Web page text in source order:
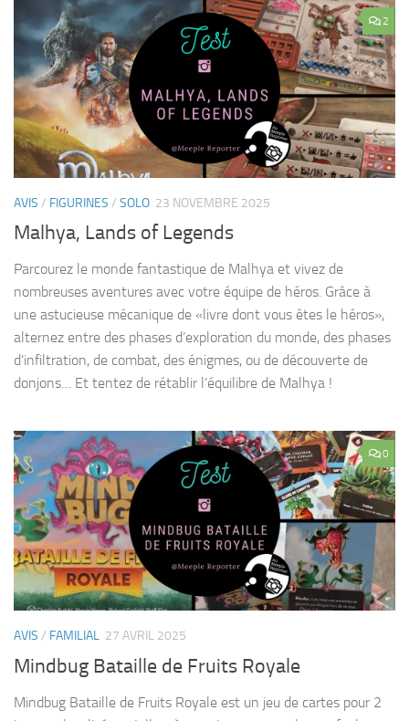
2
AVIS / FIGURINES / SOLO 23 NOVEMBRE 2025
Malhya, Lands of Legends
Parcourez le monde fantastique de Malhya et vivez de
nombreuses aventures avec votre équipe de héros. Grâce à
une astucieuse mécanique de «livre dont vous êtes le héros»,
alternez entre des phases d’exploration du monde, des phases
d’infiltration, de combat, des énigmes, ou de découverte de
donjons… Et tentez de rétablir l’équilibre de Malhya !
0
AVIS / FAMILIAL 27 AVRIL 2025
Mindbug Bataille de Fruits Royale
Mindbug Bataille de Fruits Royale est un jeu de cartes pour 2